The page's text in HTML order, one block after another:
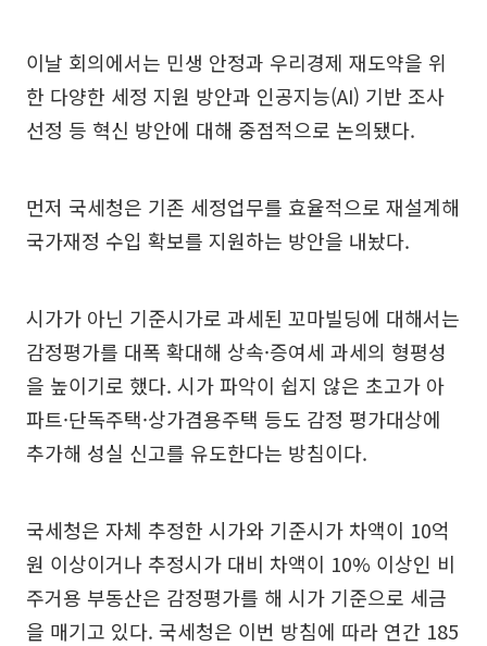
이날 회의에서는 민생 안정과 우리경제 재도약을 위
한 다양한 세정 지원 방안과 인공지능(AI) 기반 조사
선정 등 혁신 방안에 대해 중점적으로 논의됐다.
먼저 국세청은 기존 세정업무를 효율적으로 재설계해
국가재정 수입 확보를 지원하는 방안을 내놨다.
시가가 아닌 기준시가로 과세된 꼬마빌딩에 대해서는
감정평가를 대폭 확대해 상속·증여세 과세의 형평성
을 높이기로 했다. 시가 파악이 쉽지 않은 초고가 아
파트·단독주택·상가겸용주택 등도 감정 평가대상에
추가해 성실 신고를 유도한다는 방침이다.
국세청은 자체 추정한 시가와 기준시가 차액이 10억
원 이상이거나 추정시가 대비 차액이 10% 이상인 비
주거용 부동산은 감정평가를 해 시가 기준으로 세금
을 매기고 있다. 국세청은 이번 방침에 따라 연간 185